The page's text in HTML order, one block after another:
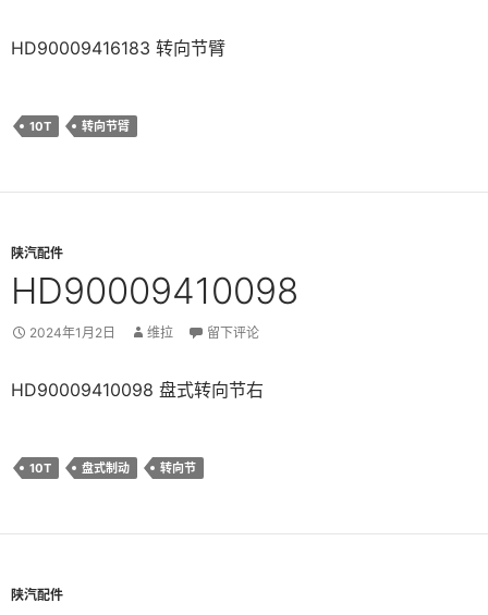
HD90009416183 转向节臂
10T 转向节臂
陕汽配件
HD90009410098
2024年1月2日 维拉 留下评论
HD90009410098 盘式转向节右
10T 盘式制动 转向节
陕汽配件